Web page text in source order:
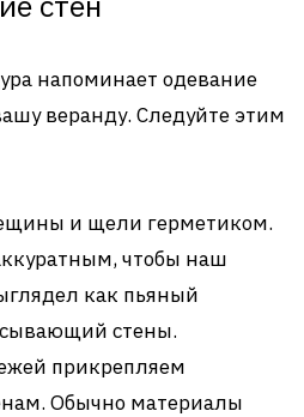
напоминает одевание
веранду. Следуйте этим
и щели герметиком.
чтобы наш
как пьяный
стены.
прикрепляем
Обычно материалы